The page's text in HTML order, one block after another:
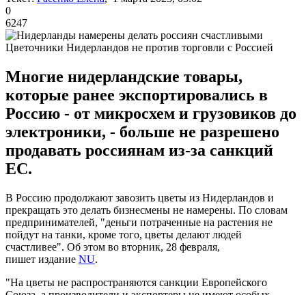
0
6247
Цветочники Нидерландов не против торговли с Россией
Многие нидерландские товары,
которые ранее экспортировались в
Россию - от микросхем и грузовиков до
электроники, - больше не разрешено
продавать россиянам из-за санкций
ЕС.
В Россию продолжают завозить цветы из Нидерландов и
прекращать это делать бизнесмены не намерены. По словам
предпринимателей, "деньги потраченные на растения не
пойдут на танки, кроме того, цветы делают людей
счастливее". Об этом во вторник, 28 февраля,
пишет издание NU.
"На цветы не распространяются санкции Европейского